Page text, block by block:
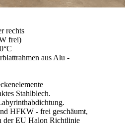
rechts
frei)
aus Alu -
Stahlblech.
HFKW - frei geschäumt,
der EU Halon Richtlinie